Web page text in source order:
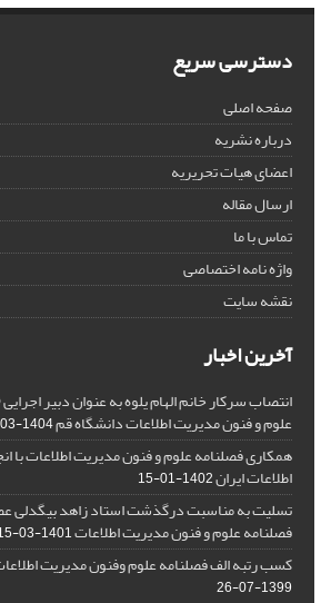
دسترسی سریع
صفحه اصلی
درباره نشریه
اعضای هیات تحریریه
ارسال مقاله
تماس با ما
واژه نامه اختصاصی
نقشه سایت
آخرین اخبار
انتصاب سرکار خانم الهام یلوه به عنوان دبیر
علوم و فنون مدیریت اطلاعات دانشگاه قم1404-03-29
همکاری فصلنامه علوم و فنون مدیریت اطلاعات با
اطلاعات ایران1402-01-15
تسلیت به مناسبت درگذشت استاد زاهد بیگدلی
فصلنامه علوم و فنون مدیریت اطلاعات1401-03-15
کسب رتبه الف فصلنامه علوم وفنون مدیریت اطلاعات
1399-07-26